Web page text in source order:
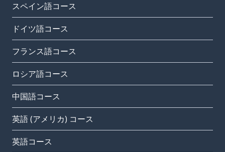
スペイン語コース
ドイツ語コース
フランス語コース
ロシア語コース
中国語コース
英語 (アメリカ) コース
英語コース